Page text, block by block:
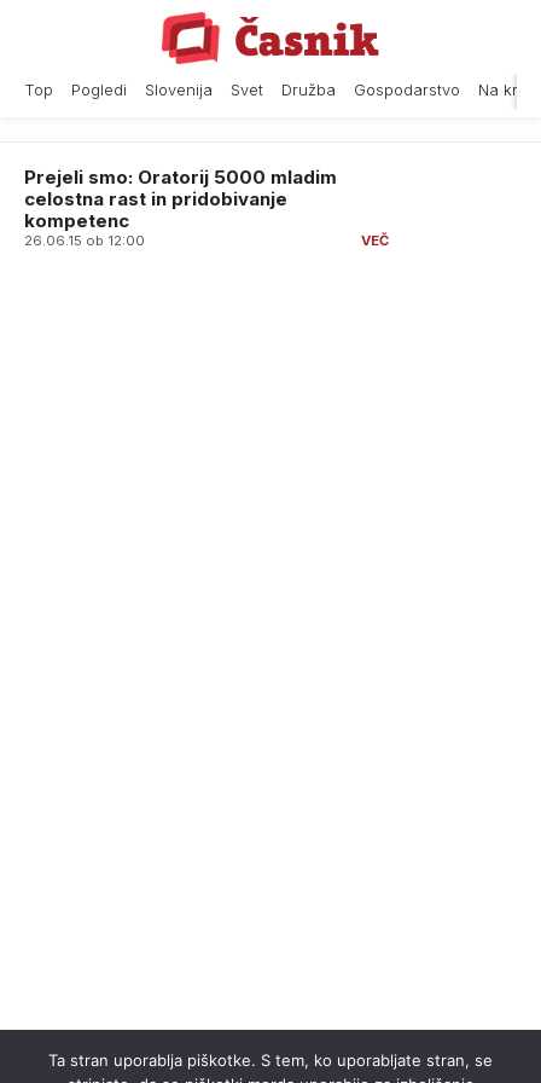
Top Pogledi Slovenija Svet Družba Gospodarstvo Na
Prejeli smo: Oratorij 5000 mladim
celostna rast in pridobivanje
kompetenc
26.06.15 ob 12:00
Ta stran uporablja piškotke. S tem, ko uporabljate stran, se